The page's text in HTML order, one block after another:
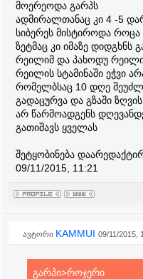
მოერეოდა გარპს
ადმირალთანაც კი 4 -5
სიბერეს მისტიროდა
ზეტმაც კი იმაზე დიდგხნს
რეილიმ და პახოდუ
რეილის სტამინაში ეჭვი
რომელბსაც 10 დღე
გადაცურვა და გზაში
არ წარმოადგენს
გათიშავს ყველას
შეტყობინება
09/11/2015, 11:21
ავტორი KAMMUI 09/11/2015,
გარპი>როჯერი